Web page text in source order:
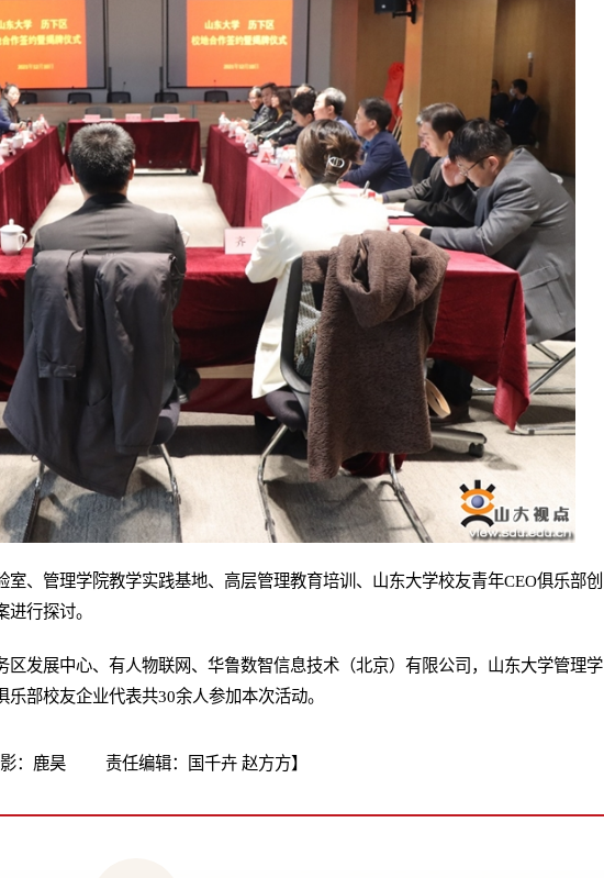
、管理学院教学实践基地、高层管理教育培训、山东大学校友青年CEO俱乐部创
行探讨。
发展中心、有人物联网、华鲁数智信息技术（北京）有限公司，山东大学管理学
部校友企业代表共30余人参加本次活动。
：鹿昊 责任编辑：国千卉 赵方方】